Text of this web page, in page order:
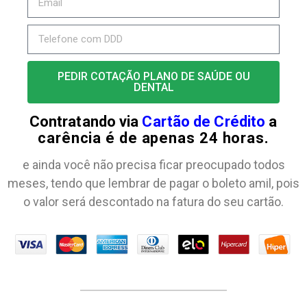
PEDIR COTAÇÃO PLANO DE SAÚDE OU
DENTAL
Contratando via Cartão de Crédito a
carência é de apenas 24 horas.
e ainda você não precisa ficar preocupado todos
meses, tendo que lembrar de pagar o boleto amil, pois
o valor será descontado na fatura do seu cartão.